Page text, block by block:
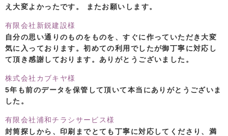
え大変よかったです。 またお願いします。
有限会社新鋭建設様
自分の思い通りのものをものを、すぐに作っていただき大変
気に入っております。初めての利用でしたが御丁寧に対応し
て頂き感謝しております。ありがとうございました。
株式会社カブキヤ様
5年も前のデータを保管して頂いて本当にありがとうございま
した。
有限会社浦和チラシサービス様
封筒探しから、印刷までとても丁寧に対応してくださり、満